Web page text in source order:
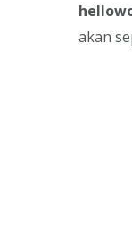
akan